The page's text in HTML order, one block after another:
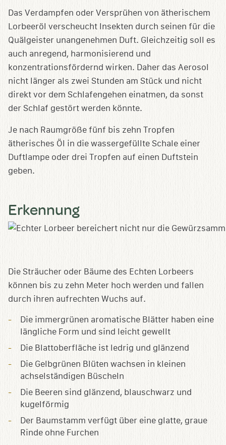
Das Verdampfen oder Versprühen von ätherischem
Lorbeeröl verscheucht Insekten durch seinen für die
Quälgeister unangenehmen Duft. Gleichzeitig soll es
auch anregend, harmonisierend und
konzentrationsfördernd wirken. Daher das Aerosol
nicht länger als zwei Stunden am Stück und nicht
direkt vor dem Schlafengehen einatmen, da sonst
der Schlaf gestört werden könnte.
Je nach Raumgröße fünf bis zehn Tropfen
ätherisches Öl in die wassergefüllte Schale einer
Duftlampe oder drei Tropfen auf einen Duftstein
geben.
Erkennung
Die Sträucher oder Bäume des Echten Lorbeers
können bis zu zehn Meter hoch werden und fallen
durch ihren aufrechten Wuchs auf.
Die immergrünen aromatische Blätter haben eine
längliche Form und sind leicht gewellt
Die Blattoberfläche ist ledrig und glänzend
Die Gelbgrünen Blüten wachsen in kleinen
achselständigen Büscheln
Die Beeren sind glänzend, blauschwarz und
kugelförmig
Der Baumstamm verfügt über eine glatte, graue
Rinde ohne Furchen